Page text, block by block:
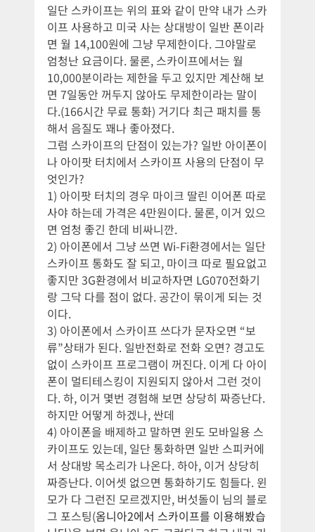
일단 스카이프는 위의 표와 같이 만약 내가 스카
이프 사용하고 미국 사는 상대방이 일반 폰이라
면 월 14,100원에 그냥 무제한이다. 그야말로
엄청난 요금이다. 물론, 스카이프에서는 월
10,000분이라는 제한을 두고 있지만 계산해 보
면 7일동안 꺼두지 않아도 무제한이라는 말이
다.(166시간 무료 통화) 거기다 최근 패치를 통
해서 음질도 꽤나 좋아졌다.
그럼 스카이프의 단점이 있는가? 일반 아이폰이
나 아이팟 터치에서 스카이프 사용의 단점이 무
엇인가?
1) 아이팟 터치의 경우 마이크 딸린 이어폰 따로
사야 하는데 가격은 4만원이다. 물론, 이거 있으
면 엄청 좋긴 한데 비싸니깐.
2) 아이폰에서 그냥 쓰면 Wi-Fi환경에서는 일단
스카이프 통화도 잘 되고, 마이크 따로 필요없고
좋지만 3G환경에서 비교하자면 LG070전화기
랑 그닥 다를 점이 없다. 공간이 묶이게 되는 것
이다.
3) 아이폰에서 스카이프 쓰다가 문자오면 “보
류”상태가 된다. 일반전화로 전화 오면? 경고도
없이 스카이프 프로그램이 꺼진다. 이게 다 아이
폰이 멀티테스킹이 지원되지 않아서 그런 것이
다. 하, 이거 몇번 경험해 보면 상당히 짜증난다.
하지만 어떻게 하겠나, 싼데
4) 아이폰을 배제하고 말하면 윈도 모바일용 스
카이프도 있는데, 일단 통화하면 일반 스피커에
서 상대방 목소리가 나온다. 하아, 이거 상당히
짜증난다. 이어셋 없으면 통화하기도 힘들다. 윈
모가 다 그런진 모르겠지만, 버섯돌이 님의 블로
그 포스팅(옴니아2에서 스카이프를 이용해봤습